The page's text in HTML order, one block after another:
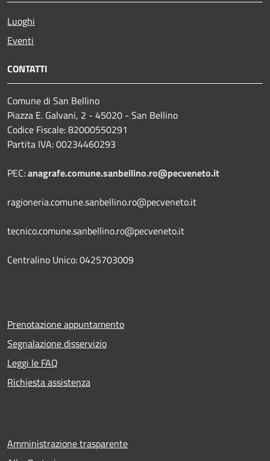
Luoghi
Eventi
CONTATTI
Comune di San Bellino
Piazza E. Galvani, 2 - 45020 - San Bellino
Codice Fiscale: 82000550291
Partita IVA: 00234460293
PEC:anagrafe.comune.sanbellino.ro@pecveneto.it
ragioneria.comune.sanbellino.ro@pecveneto.it
tecnico.comune.sanbellino.ro@pecveneto.it
Centralino Unico: 0425703009
Prenotazione appuntamento
Segnalazione disservizio
Leggi le FAQ
Richiesta assistenza
Amministrazione trasparente